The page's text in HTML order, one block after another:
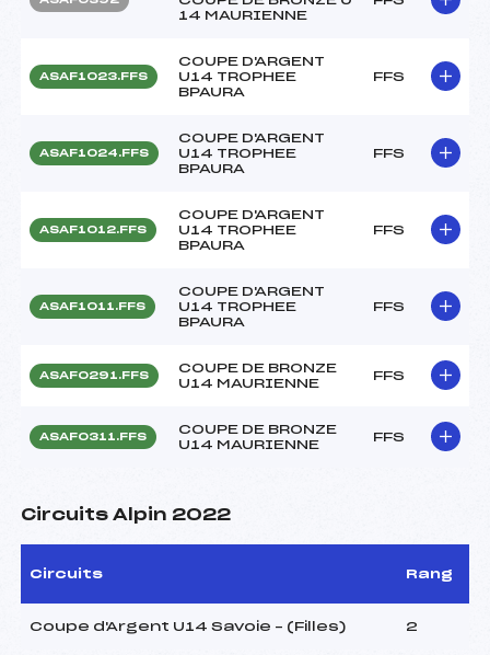
14 MAURIENNE
ASAF1023.FFS
COUPE D'ARGENT
U14 TROPHEE
BPAURA
FFS
ASAF1024.FFS
COUPE D'ARGENT
U14 TROPHEE
BPAURA
FFS
ASAF1012.FFS
COUPE D'ARGENT
U14 TROPHEE
BPAURA
FFS
ASAF1011.FFS
COUPE D'ARGENT
U14 TROPHEE
BPAURA
FFS
ASAF0291.FFS
COUPE DE BRONZE
U14 MAURIENNE
FFS
ASAF0311.FFS
COUPE DE BRONZE
U14 MAURIENNE
FFS
Circuits Alpin 2022
Circuits Rang
Coupe d'Argent U14 Savoie – (Filles) 2